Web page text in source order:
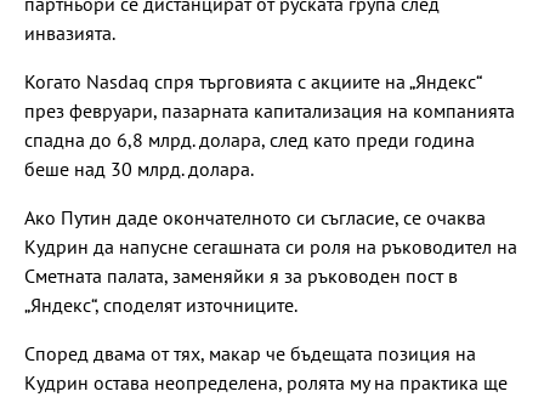
инвазията.
Когато Nasdaq спря търговията с акциите на „Яндекс“
през февруари, пазарната капитализация на компанията
спадна до 6,8 млрд. долара, след като преди година
беше над 30 млрд. долара.
Ако Путин даде окончателното си съгласие, се очаква
Кудрин да напусне сегашната си роля на ръководител на
Сметната палата, заменяйки я за ръководен пост в
„Яндекс“, споделят източниците.
Според двама от тях, макар че бъдещата позиция на
Кудрин остава неопределена, ролята му на практика ще